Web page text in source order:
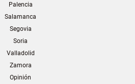
Palencia
Salamanca
Segovia
Soria
Valladolid
Zamora
Opinión